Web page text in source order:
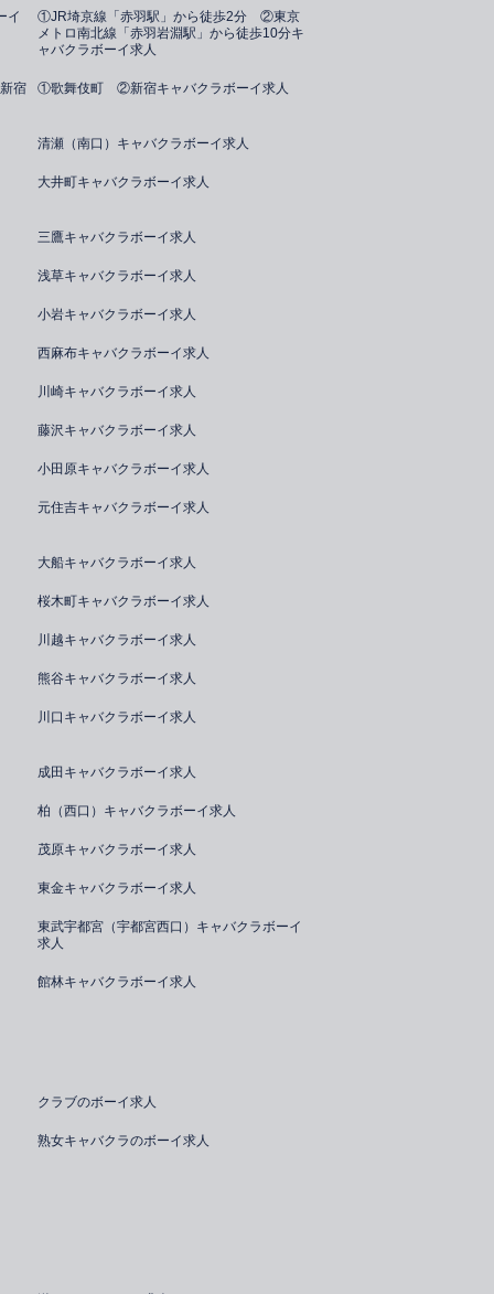
イ
①JR埼京線「赤羽駅」から徒歩2分 ②東京
メトロ南北線「赤羽岩淵駅」から徒歩10分キ
ャバクラボーイ求人
宿 ①歌舞伎町 ②新宿キャバクラボーイ求人
清瀬（南口）キャバクラボーイ求人
大井町キャバクラボーイ求人
三鷹キャバクラボーイ求人
浅草キャバクラボーイ求人
小岩キャバクラボーイ求人
西麻布キャバクラボーイ求人
川崎キャバクラボーイ求人
藤沢キャバクラボーイ求人
小田原キャバクラボーイ求人
元住吉キャバクラボーイ求人
大船キャバクラボーイ求人
桜木町キャバクラボーイ求人
川越キャバクラボーイ求人
熊谷キャバクラボーイ求人
川口キャバクラボーイ求人
成田キャバクラボーイ求人
柏（西口）キャバクラボーイ求人
茂原キャバクラボーイ求人
東金キャバクラボーイ求人
東武宇都宮（宇都宮西口）キャバクラボーイ
求人
館林キャバクラボーイ求人
クラブのボーイ求人
熟女キャバクラのボーイ求人